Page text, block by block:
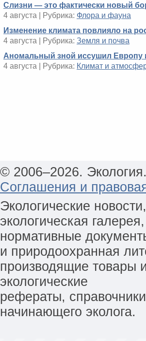
Слизни — это фактически новый
4 августа | Рубрика: Флора и фауна
Изменение климата повлияло на
4 августа | Рубрика: Земля и почва
Аномальный зной иссушил Европу
4 августа | Рубрика: Климат и
© 2006–2026.
Соглашения и
Экологические
экологическая
нормативные
и природоохранная
производящие товары
экологические
рефераты,
начинающего эколога.